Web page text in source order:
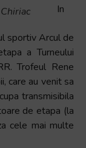
In
sportiv Arcul de
a Turneului
Trofeul Rene
care au venit sa
transmisibila
de etapa (la
cele mai multe